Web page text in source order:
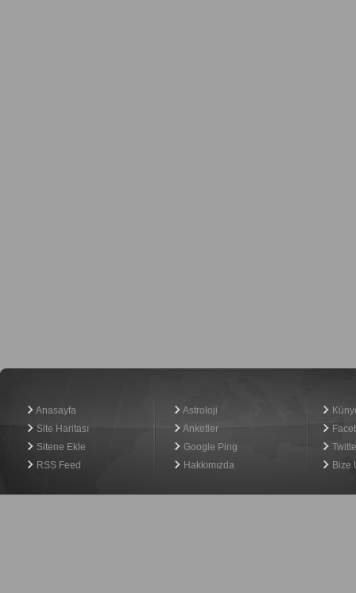
Anasayfa
Site Haritası
Sitene Ekle
RSS Feed
Astroloji
Anketler
Google Ping
Hakkımızda
Bize